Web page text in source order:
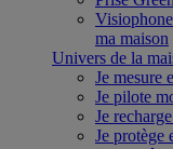
ma maison
Univers de la
Je mesure
Je pilote
Je
Je protège